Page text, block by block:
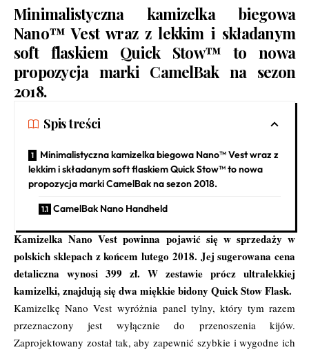
Minimalistyczna kamizelka biegowa
Nano™ Vest wraz z lekkim i składanym
soft flaskiem Quick Stow™ to nowa
propozycja marki CamelBak na sezon
2018.
Spis treści
Minimalistyczna kamizelka biegowa Nano™ Vest wraz z
lekkim i składanym soft flaskiem Quick Stow™ to nowa
propozycja marki CamelBak na sezon 2018.
CamelBak Nano Handheld
Kamizelka Nano Vest powinna pojawić się w sprzedaży w
polskich sklepach z końcem lutego 2018. Jej sugerowana cena
detaliczna wynosi 399 zł. W zestawie prócz ultralekkiej
kamizelki, znajdują się dwa miękkie bidony Quick Stow Flask.
Kamizelkę Nano Vest wyróżnia panel tylny, który tym razem
przeznaczony jest wyłącznie do przenoszenia kijów.
Zaprojektowany został tak, aby zapewnić szybkie i wygodne ich